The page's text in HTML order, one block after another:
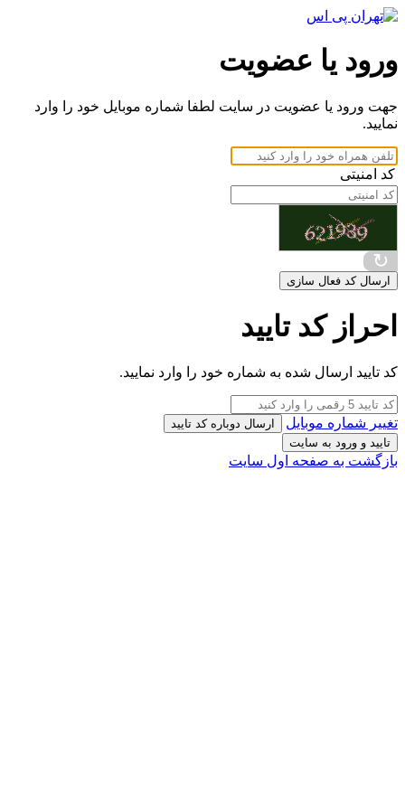
ورود یا عضویت
جهت ورود یا عضویت در سایت لطفا شماره موبایل خود را وارد
نمایید.
کد امنیتی
↻
ارسال کد فعال سازی
احراز کد تایید
کد تایید ارسال شده به شماره خود را وارد نمایید.
تغییر شماره موبایل
ارسال دوباره کد تایید
تایید و ورود به سایت
بازگشت به صفحه اول سایت